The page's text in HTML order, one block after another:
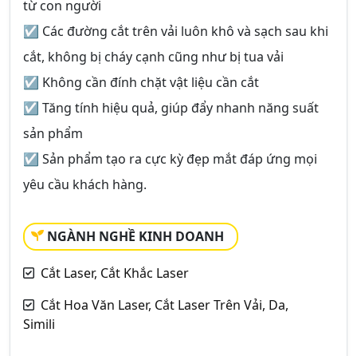
từ con người
☑ Các đường cắt trên vải luôn khô và sạch sau khi
cắt, không bị cháy cạnh cũng như bị tua vải
☑ Không cần đính chặt vật liệu cần cắt
☑ Tăng tính hiệu quả, giúp đẩy nhanh năng suất
sản phẩm
☑ Sản phẩm tạo ra cực kỳ đẹp mắt đáp ứng mọi
yêu cầu khách hàng.
NGÀNH NGHỀ KINH DOANH
Cắt Laser, Cắt Khắc Laser
Cắt Hoa Văn Laser, Cắt Laser Trên Vải, Da,
Simili